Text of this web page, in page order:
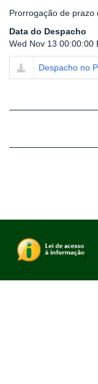
Prorrogação de prazo
Data do Despacho
Wed Nov 13 00:00:00
Despacho no